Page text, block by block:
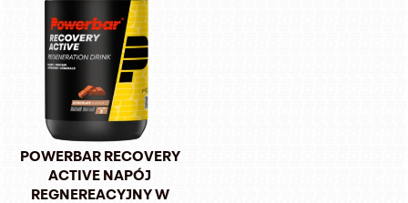
POWERBAR RECOVERY
ACTIVE NAPÓJ
REGNEREACYJNY W